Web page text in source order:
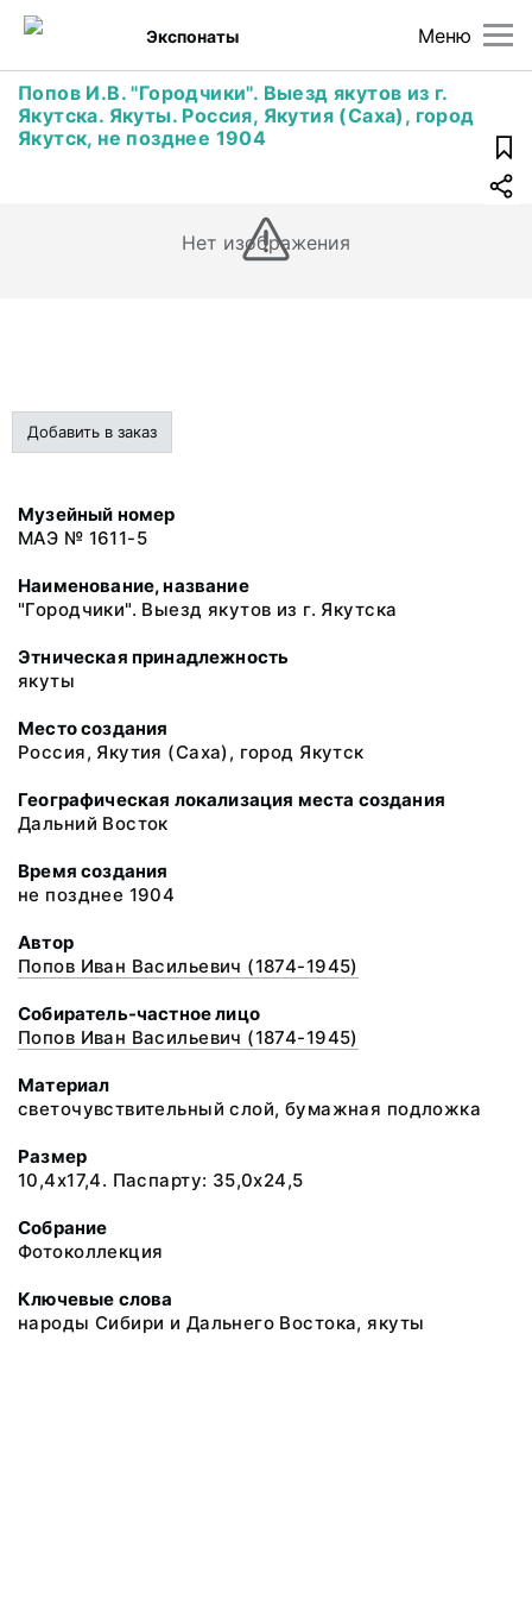
Меню
Экспонаты
Попов И.В. "Городчики". Выезд якутов из г.
Якутска. Якуты. Россия, Якутия (Саха), город
Якутск, не позднее 1904
Нет изображения
Добавить в заказ
Музейный номер
МАЭ № 1611-5
Наименование, название
"Городчики". Выезд якутов из г. Якутска
Этническая принадлежность
якуты
Место создания
Россия, Якутия (Саха), город Якутск
Географическая локализация места создания
Дальний Восток
Время создания
не позднее 1904
Автор
Попов Иван Васильевич (1874-1945)
Собиратель-частное лицо
Попов Иван Васильевич (1874-1945)
Материал
светочувствительный слой, бумажная подложка
Размер
10,4х17,4. Паспарту: 35,0х24,5
Собрание
Фотоколлекция
Ключевые слова
народы Сибири и Дальнего Востока, якуты